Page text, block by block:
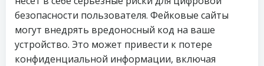
безопасности пользователя. Фейковые сайты
могут внедрять вредоносный код на ваше
устройство. Это может привести к потере
конфиденциальной информации, включая